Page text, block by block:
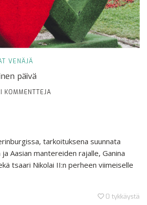
VENÄJÄ
päivä
KOMMENTTEJA
tarkoituksena suunnata
Aasian mantereiden rajalle, Ganina
tsaari Nikolai II:n perheen viimeiselle
0 tykkäystä